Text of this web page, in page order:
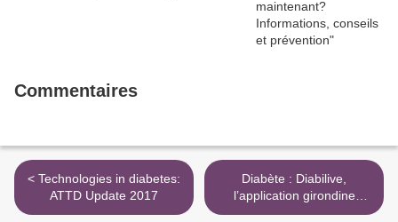
Commentaires
< Technologies in diabetes:
ATTD Update 2017
Diabète : Diabilive,
l’application girondine
séduit les Etats-Unis après